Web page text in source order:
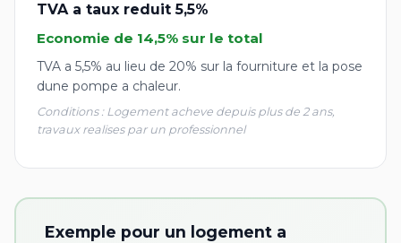
TVA a taux reduit 5,5%
Economie de 14,5% sur le total
TVA a 5,5% au lieu de 20% sur la fourniture et la pose
dune pompe a chaleur.
Conditions : Logement acheve depuis plus de 2 ans,
travaux realises par un professionnel
Exemple pour un logement a